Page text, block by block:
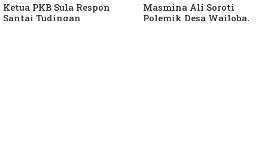
Ketua PKB Sula Respon
Santai Tudingan
Masmina Ali Soroti
Polemik Desa Wailoba,